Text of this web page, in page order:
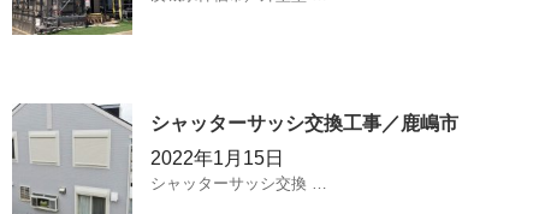
シャッターサッシ交換工事／鹿嶋市
2022年1月15日
シャッターサッシ交換 …